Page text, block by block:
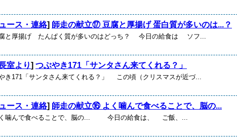
ース・連絡] 師走の献立⑰ 豆腐と厚揚げ 蛋白質が多いのは...？
厚揚げ たんぱく質が多いのはどっち？ 今日の給食は ソフ...
室より] つぶやき171「サンタさん来てくれる？」
き171「サンタさん来てくれる？」 この頃（クリスマスが近づ...
ース・連絡] 師走の献立⑯ よく噛んで食べることで、脳の...
噛んで食べることで、脳の... 今日の給食は、 ご飯、...